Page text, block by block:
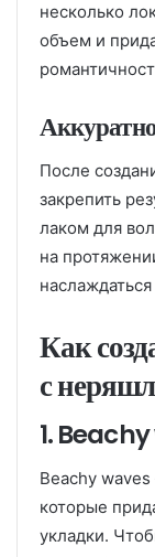
несколько
объем и
После
закрепить
лаком для
на
Как
с
1.
Beachy
которые
укладки.